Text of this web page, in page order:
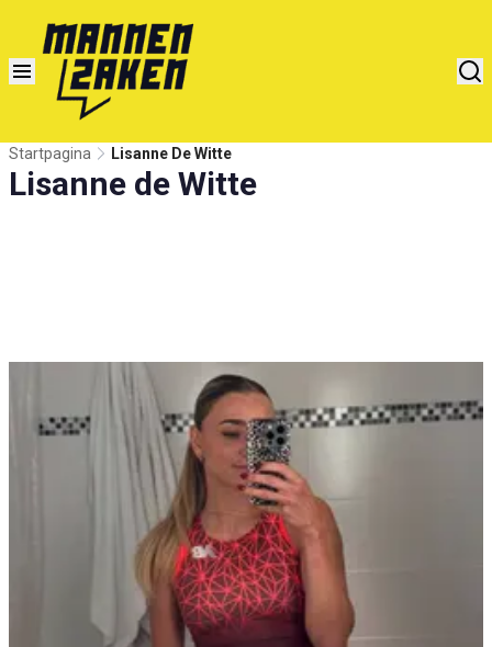
Startpagina Lisanne De Witte
Lisanne de Witte